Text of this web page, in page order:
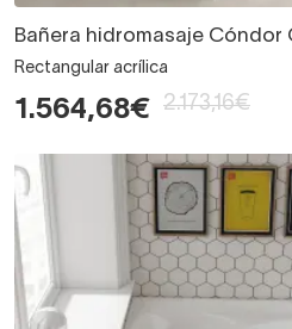
Bañera hidromasaje Cóndor
Rectangular acrílica
1.564,68€ 2.173,16€